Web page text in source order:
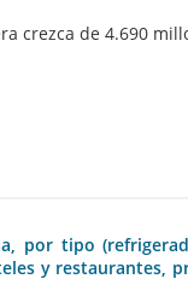
de 4.690
por tipo
y restaurantes,